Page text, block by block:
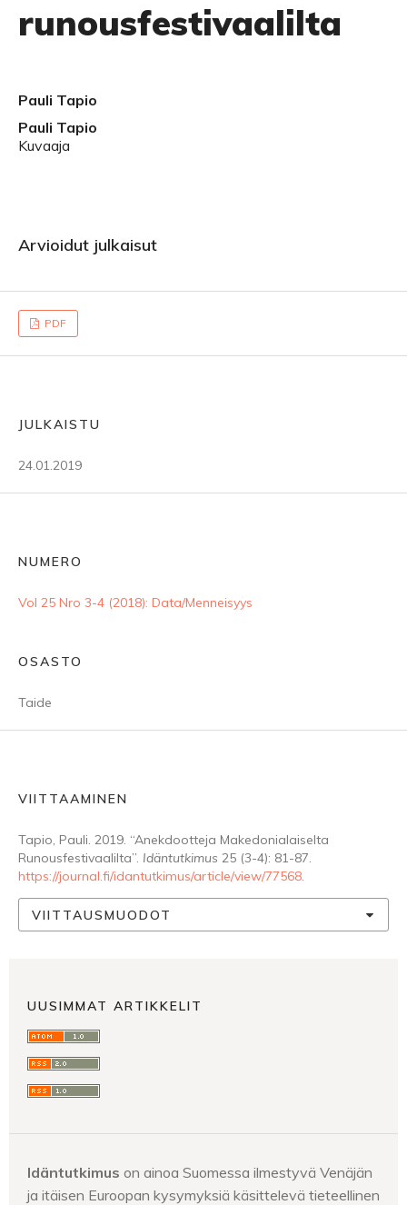
runousfestivaalilta
Pauli Tapio
Pauli Tapio
Kuvaaja
Arvioidut julkaisut
PDF
JULKAISTU
24.01.2019
NUMERO
Vol 25 Nro 3-4 (2018): Data/Menneisyys
OSASTO
Taide
VIITTAAMINEN
Tapio, Pauli. 2019. “Anekdootteja Makedonialaiselta
Runousfestivaalilta”. Idäntutkimus 25 (3-4): 81-87.
https://journal.fi/idantutkimus/article/view/77568.
VIITTAUSMUODOT
UUSIMMAT ARTIKKELIT
Idäntutkimus on ainoa Suomessa ilmestyvä Venäjän
ja itäisen Euroopan kysymyksiä käsittelevä tieteellinen